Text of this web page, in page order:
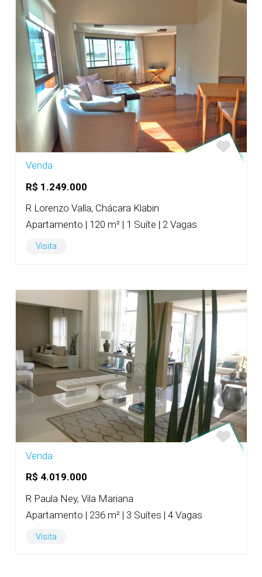
Venda
R$ 1.249.000
R Lorenzo Valla, Chácara Klabin
Apartamento | 120 m² | 1 Suíte | 2 Vagas
Visita
Venda
R$ 4.019.000
R Paula Ney, Vila Mariana
Apartamento | 236 m² | 3 Suítes | 4 Vagas
Visita